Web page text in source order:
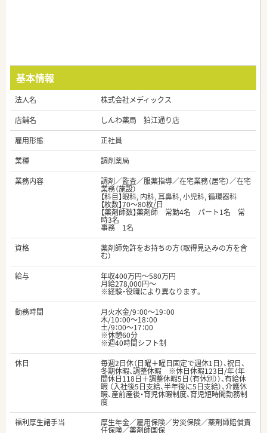
基本情報
法人名
株式会社メディックス
店舗名
しんわ薬局 狛江通り店
雇用形態
正社員
業種
調剤薬局
業務内容
調剤／監査／服薬指導／在宅業務（居宅）／在宅
業務（施設）
【科目】眼科, 内科, 耳鼻科, 小児科, 循環器科
【枚数】70～80枚/日
【薬剤師数】薬剤師 常勤4名 パート1名 常
時3名
事務 1名
資格
薬剤師免許をお持ちの方（取得見込みの方を含
む）
給与
年収400万円～580万円
月給278,000円～
※経験・役職により異なります。
勤務時間
月火水金/9：00～19：00
木/10：00～18：00
土/9：00～17：00
※休憩60分
※週40時間シフト制
休日
毎週2日休（日曜＋曜日固定で週休1日）、祝日、
冬期休暇、調整休暇 ※休日休暇123日/年（年
間休日118日＋調整休暇5日（有休別））、有給休
暇 （入社後5日支給、半年後に5日支給）、介護休
暇、産前産後・育児休暇制度、育児短時間勤務制
度
福利厚生諸手当
厚生年金／雇用保険／労災保険／薬剤師賠償責
任保険／薬剤師国保